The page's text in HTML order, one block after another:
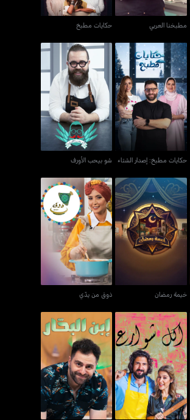
مطبخنا العربي حكايات مطبخ
حكايات مطبخ: إصدار
الشتاء
حكايات مطبخ: إصدار الشتاء
شو بيحب الأورف
شو بيحب الأورف
خيمة رمضان
خيمة رمضان
ذوق من يدّي
ذوق من يدّي
أكل شوارع ابن البحّار